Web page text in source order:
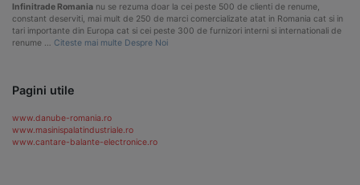
Infinitrade Romania nu se rezuma doar la cei peste 500 de clienti de renume,
constant deserviti, mai mult de 250 de marci comercializate atat in Romania cat si in
tari importante din Europa cat si cei peste 300 de furnizori interni si internationali de
renume … Citeste mai multe Despre Noi
Pagini utile
www.danube-romania.ro
www.masinispalatindustriale.ro
www.cantare-balante-electronice.ro